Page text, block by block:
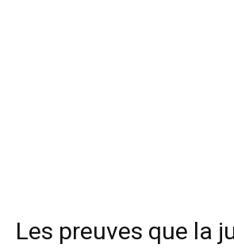
Les preuves que la